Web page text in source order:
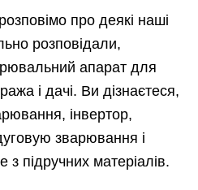
про деякі наші
розповідали,
апарат для
і дачі. Ви дізнаєтеся,
інвертор,
зварювання і
з підручних матеріалів.